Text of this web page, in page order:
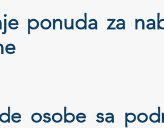
ponuda za
osobe sa